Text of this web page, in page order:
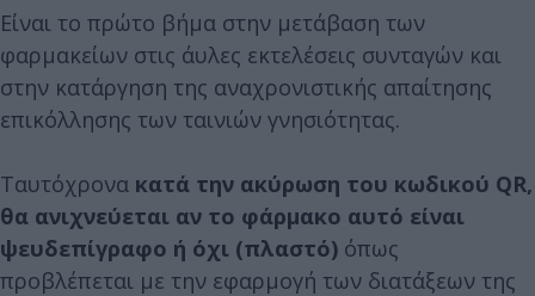
Είναι το πρώτο βήμα στην μετάβαση των
φαρμακείων στις άυλες εκτελέσεις συνταγών και
στην κατάργηση της αναχρονιστικής απαίτησης
επικόλλησης των ταινιών γνησιότητας.
Ταυτόχρονα κατά την ακύρωση του κωδικού QR,
θα ανιχνεύεται αν το φάρμακο αυτό είναι
ψευδεπίγραφο ή όχι (πλαστό) όπως
προβλέπεται με την εφαρμογή των διατάξεων της